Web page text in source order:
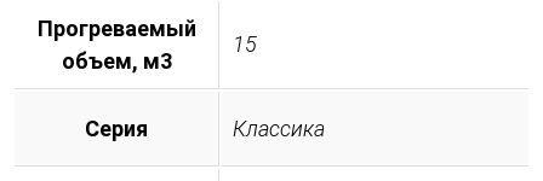
Прогреваемый
объем, м3
15
Серия Классика